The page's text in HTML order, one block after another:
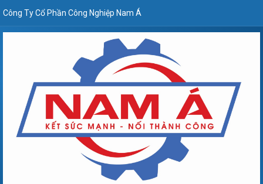
Công Ty Cổ Phần Công Nghiệp Nam Á